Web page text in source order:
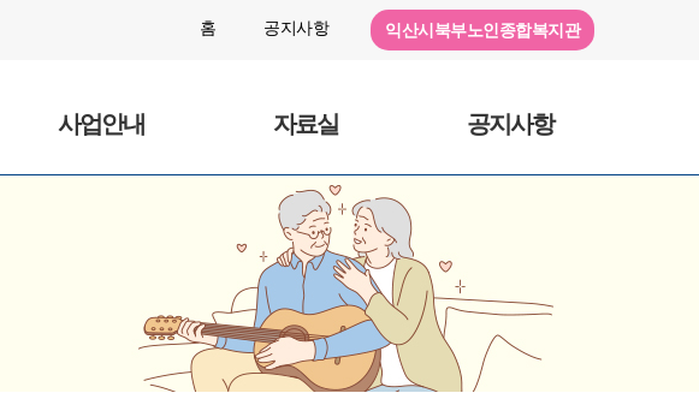
홈 공지사항 익산시북부노인종합복지관
사업안내 자료실 공지사항